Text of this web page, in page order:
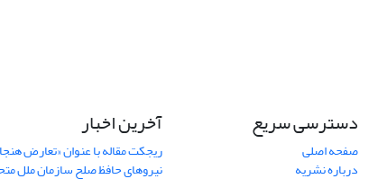
دسترسی سریع
صفحه اصلی
درباره نشریه
آخرین اخبار
ریجکت مقاله با عنوان «تعارض
نیروهای حافظ صلح سازمان ملل